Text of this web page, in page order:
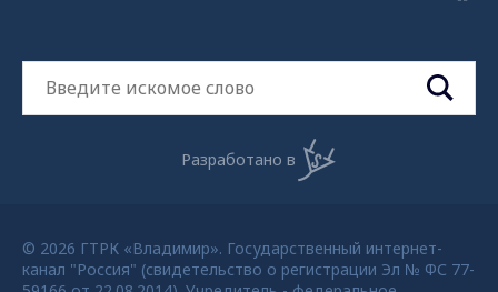
Разработано в
© 2026 ГТРК «Владимир». Государственный интернет-
канал "Россия" (свидетельство о регистрации Эл № ФС 77-